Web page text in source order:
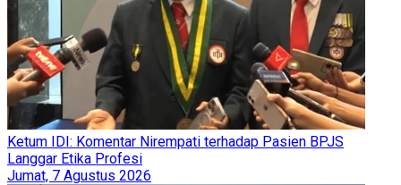
Ketum IDI: Komentar Nirempati terhadap Pasien BPJS
Langgar Etika Profesi
Jumat, 7 Agustus 2026